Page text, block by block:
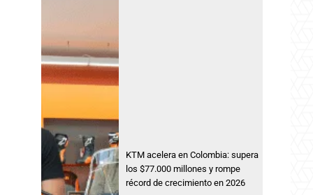
KTM acelera en Colombia: supera
los $77.000 millones y rompe
récord de crecimiento en 2026